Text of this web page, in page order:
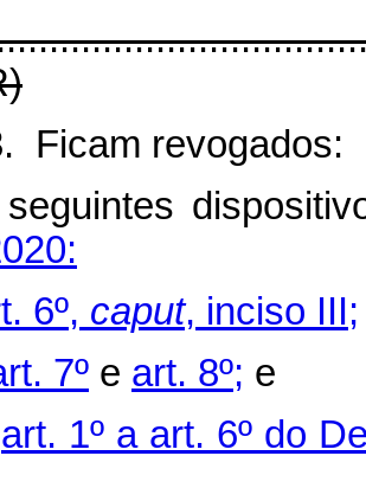
Ficam revogados:
6º, caput, inciso III;
7º e art. 8º; e
art. 1º a art. 6º do